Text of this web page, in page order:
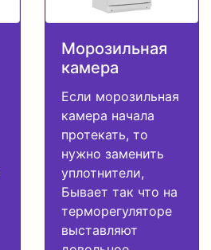
Морозильная
камера
Если морозильная
камера начала
протекать, то
нужно заменить
уплотнители,
Бывает так что на
терморегуляторе
выставляют